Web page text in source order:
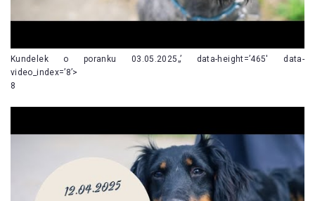
Kundelek o poranku 03.05.2025„’ data-height=’465′ data-
video_index=’8’>
8